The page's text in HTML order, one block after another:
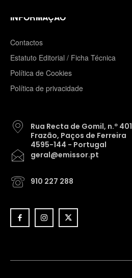
INFORMAÇÃO
Contactos
Estatuto Editorial / Ficha Técnica
Política de Cookies
Política de privacidade
Rua Recta de Gomil, n.º 401
Frazão, Paços de Ferreira
4595-144 - Portugal
geral@emissor.pt
910 227 288